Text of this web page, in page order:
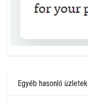
Egyéb hasonló üzletek